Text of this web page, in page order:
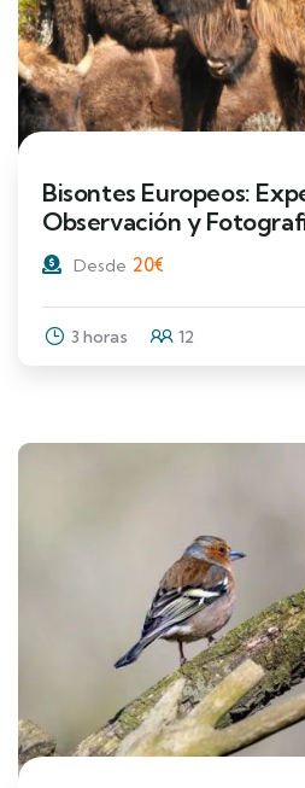
Bisontes Europeos:
Observación y
Desde 20€
3 horas 12